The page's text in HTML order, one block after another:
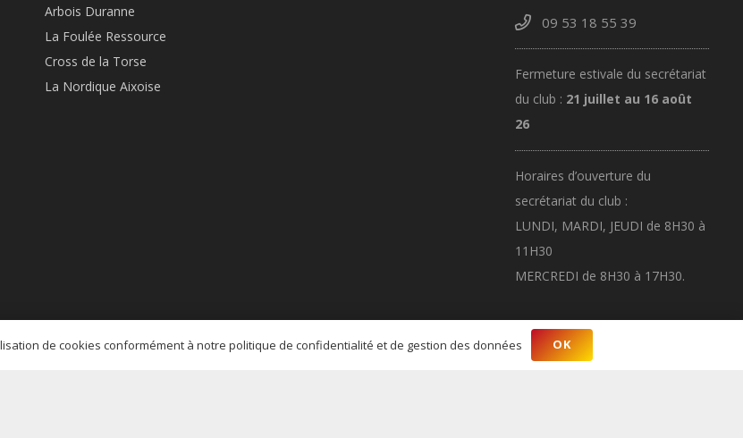
Arbois Duranne
La Foulée Ressource
Cross de la Torse
La Nordique Aixoise
09 53 18 55 39
Fermeture estivale du secrétariat
du club : 21 juillet au 16 août
26
Horaires d’ouverture du
secrétariat du club :
LUNDI, MARDI, JEUDI de 8H30 à
11H30
MERCREDI de 8H30 à 17H30.
de cookies conformément à notre politique de confidentialité et de gestion des données OK